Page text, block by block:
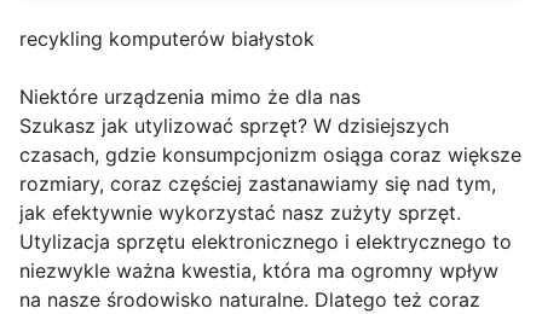
recykling komputerów białystok
Niektóre urządzenia mimo że dla nas
Szukasz jak utylizować sprzęt? W dzisiejszych
czasach, gdzie konsumpcjonizm osiąga coraz większe
rozmiary, coraz częściej zastanawiamy się nad tym,
jak efektywnie wykorzystać nasz zużyty sprzęt.
Utylizacja sprzętu elektronicznego i elektrycznego to
niezwykle ważna kwestia, która ma ogromny wpływ
na nasze środowisko naturalne. Dlatego też coraz